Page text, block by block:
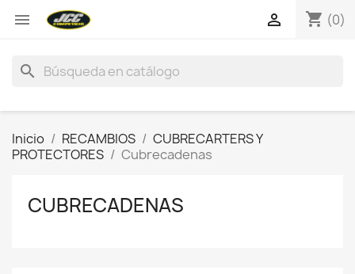
 shopping_cart (0)

search
Inicio RECAMBIOS
CUBRECARTERS Y
PROTECTORES
Cubrecadenas
CUBRECADENAS